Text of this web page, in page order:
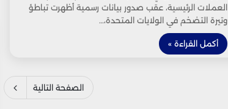
العملات الرئيسية، عقب صدور بيانات رسمية أظهرت تباطؤ
وتيرة التضخم في الولايات المتحدة،…
أكمل القراءة »
الصفحة التالية